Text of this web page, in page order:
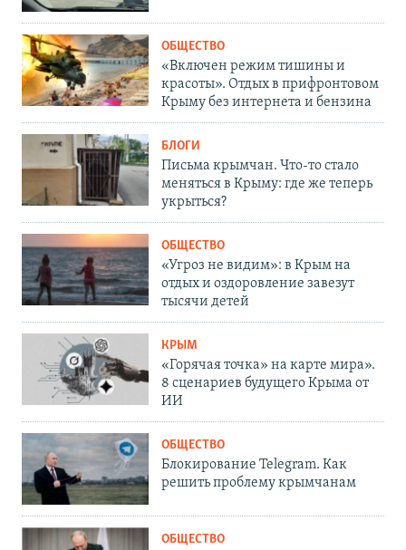
ОБЩЕСТВО
«Включен режим тишины и
красоты». Отдых в прифронтовом
Крыму без интернета и бензина
БЛОГИ
Письма крымчан. Что-то стало
меняться в Крыму: где же теперь
укрыться?
ОБЩЕСТВО
«Угроз не видим»: в Крым на
отдых и оздоровление завезут
тысячи детей
КРЫМ
«Горячая точка» на карте мира».
8 сценариев будущего Крыма от
ИИ
ОБЩЕСТВО
Блокирование Telegram. Как
решить проблему крымчанам
ОБЩЕСТВО